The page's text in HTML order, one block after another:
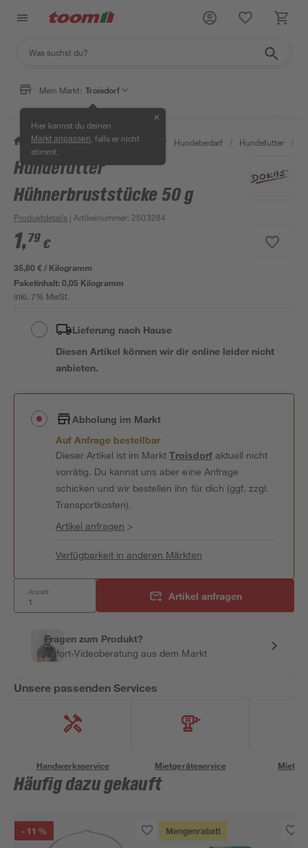
Mein Markt: Troisdorf
Hier kannst du deinen
Markt anpassen , falls er nicht
stimmt.
✕
/ Garten & Freizeit / Tierbedarf / Hundebedarf / Hundefutter /
Hundefutter
Hühnerbruststücke 50 g
Produktdetails | Artikelnummer: 2503284
1,79 €
35,80 € / Kilogramm
Paketinhalt:0,05 Kilogramm
inkl. 7% MwSt.
Lieferung nach Hause
Diesen Artikel können wir dir online leider nicht
anbieten.
Abholung im Markt
Auf Anfrage bestellbar
Dieser Artikel ist im MarktTroisdorfaktuell nicht
vorrätig. Du kannst uns aber eine Anfrage
schicken und wir bestellen ihn für dich (ggf. zzgl.
Transportkosten).
Artikel anfragen >
Verfügbarkeit in anderen Märkten
Anzahl: Artikel anfragen
Fragen zum Produkt?
Sofort-Videoberatung aus dem Markt
Unsere passenden Services
Handwerksservice Mietgeräteservice
Häufig dazu gekauft
- 11 % Mengenrabatt